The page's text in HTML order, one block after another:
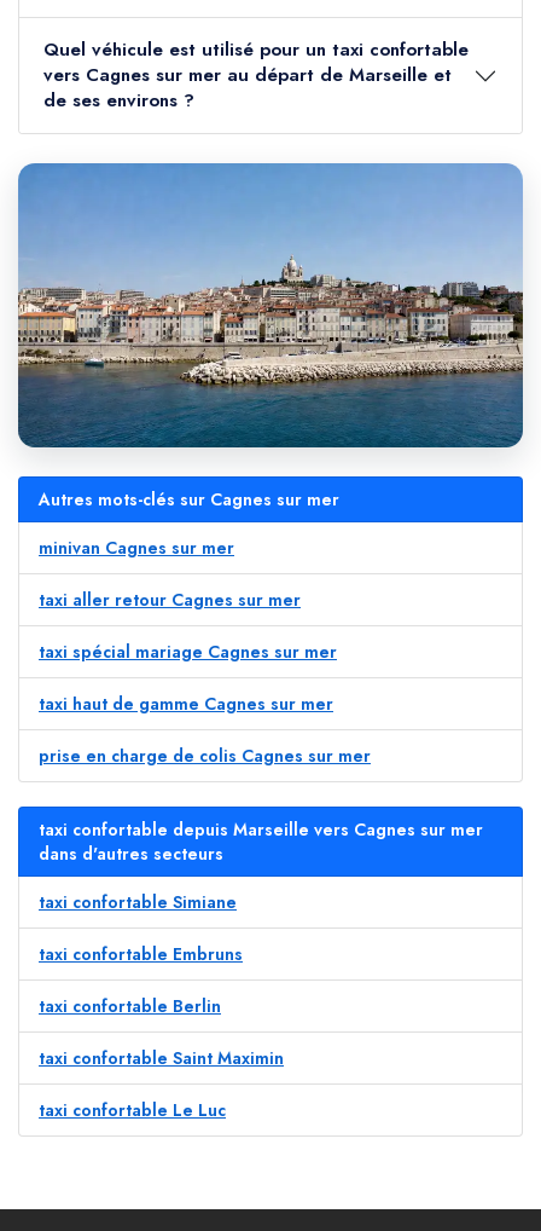
Quel véhicule est utilisé pour un taxi confortable
vers Cagnes sur mer au départ de Marseille et
de ses environs ?
Autres mots-clés sur Cagnes sur mer
minivan Cagnes sur mer
taxi aller retour Cagnes sur mer
taxi spécial mariage Cagnes sur mer
taxi haut de gamme Cagnes sur mer
prise en charge de colis Cagnes sur mer
taxi confortable depuis Marseille vers Cagnes sur mer
dans d'autres secteurs
taxi confortable Simiane
taxi confortable Embruns
taxi confortable Berlin
taxi confortable Saint Maximin
taxi confortable Le Luc